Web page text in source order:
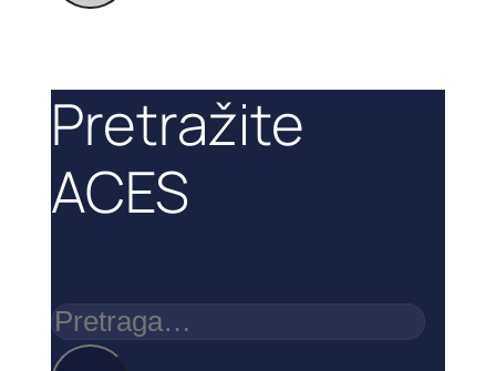
Pretražite
ACES
Pretraga